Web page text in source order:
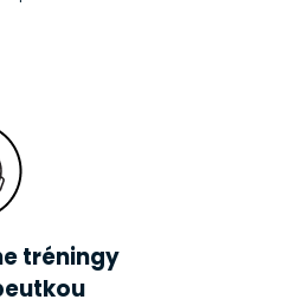
tréningy